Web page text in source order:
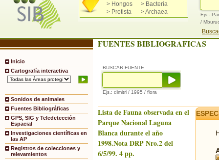
> Hongos
> Bacteria
> Protista
> Archaea
Ejs.:
/
Inicio
Cartografía interactiva
Sonidos de animales
Fuentes Bibliográficas
GPS, SIG y Teledetección
Espacial
Investigaciones científicas en
las AP
Registros de colecciones y
relevamientos
FUENTES BIBLIOGRAFICAS
BUSCAR FUENTE
Ejs.: dimitri / 1995 / flora
Lista de Fauna observada en el
Parque Nacional Laguna
Blanca durante el año
1998.Nota DRP Nro.2 del
6/5/99. 4 pp.